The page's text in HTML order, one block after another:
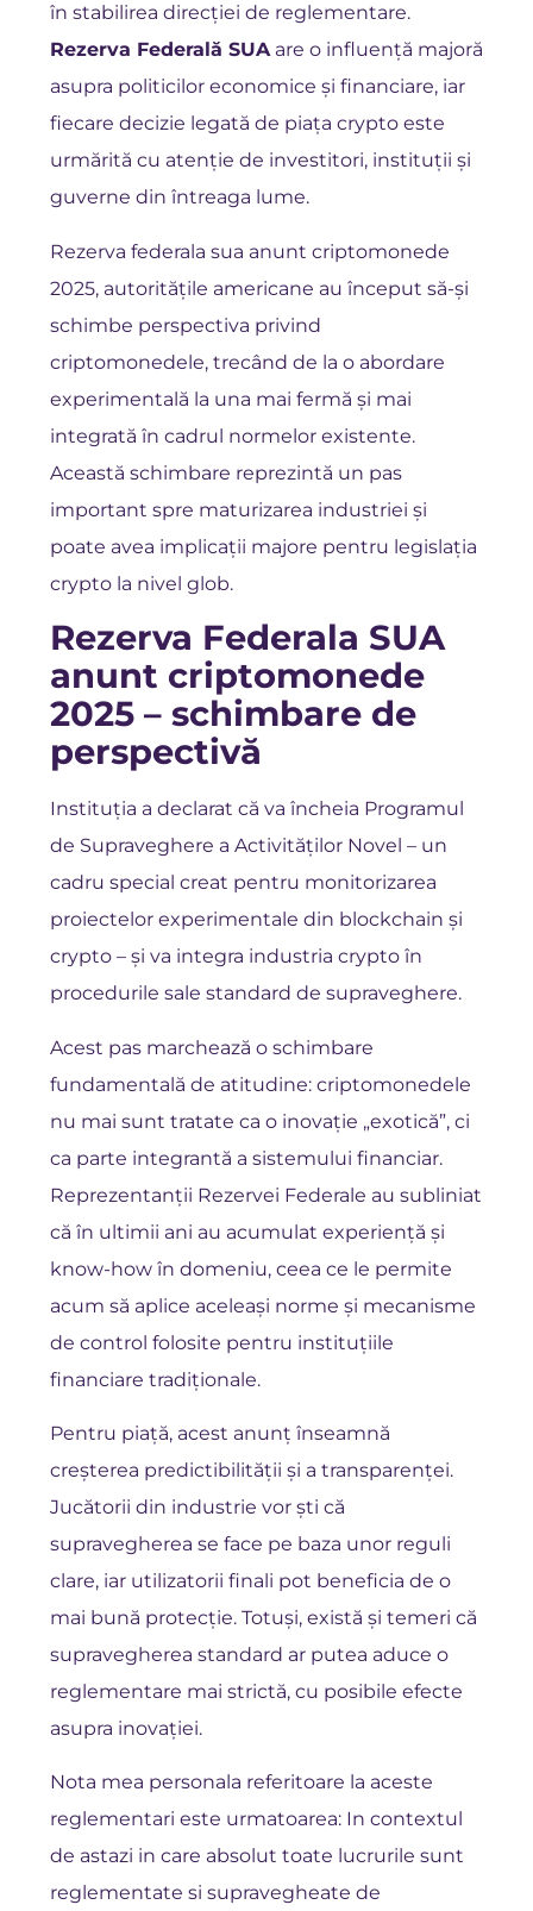
în stabilirea direcției de reglementare.
Rezerva Federală SUAare o influență majoră
asupra politicilor economice și financiare, iar
fiecare decizie legată de piața crypto este
urmărită cu atenție de investitori, instituții și
guverne din întreaga lume.
Rezerva federala sua anunt criptomonede
2025, autoritățile americane au început să-și
schimbe perspectiva privind
criptomonedele, trecând de la o abordare
experimentală la una mai fermă și mai
integrată în cadrul normelor existente.
Această schimbare reprezintă un pas
important spre maturizarea industriei și
poate avea implicații majore pentru legislația
crypto la nivel glob.
Rezerva Federala SUA
anunt criptomonede
2025 – schimbare de
perspectivă
Instituția a declarat că va încheia Programul
de Supraveghere a Activităților Novel – un
cadru special creat pentru monitorizarea
proiectelor experimentale din blockchain și
crypto – și va integra industria crypto în
procedurile sale standard de supraveghere.
Acest pas marchează o schimbare
fundamentală de atitudine: criptomonedele
nu mai sunt tratate ca o inovație „exotică”, ci
ca parte integrantă a sistemului financiar.
Reprezentanții Rezervei Federale au subliniat
că în ultimii ani au acumulat experiență și
know-how în domeniu, ceea ce le permite
acum să aplice aceleași norme și mecanisme
de control folosite pentru instituțiile
financiare tradiționale.
Pentru piață, acest anunț înseamnă
creșterea predictibilității și a transparenței.
Jucătorii din industrie vor ști că
supravegherea se face pe baza unor reguli
clare, iar utilizatorii finali pot beneficia de o
mai bună protecție. Totuși, există și temeri că
supravegherea standard ar putea aduce o
reglementare mai strictă, cu posibile efecte
asupra inovației.
Nota mea personala referitoare la aceste
reglementari este urmatoarea: In contextul
de astazi in care absolut toate lucrurile sunt
reglementate si supravegheate de